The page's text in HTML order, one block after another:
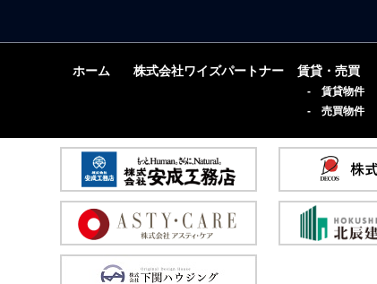
ホーム 株式会社ワイズパートナー 賃貸・売買
- 賃貸物件
- 売買物件